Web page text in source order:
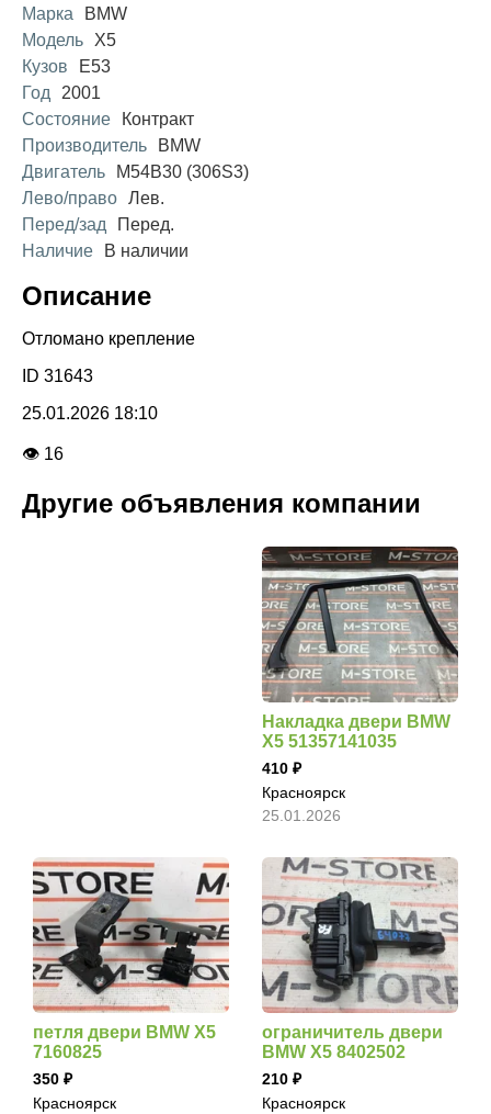
Марка
BMW
Модель
X5
Кузов
E53
Год
2001
Состояние
Контракт
Производитель
BMW
Двигатель
M54B30 (306S3)
Лево/право Лев.
Перед/зад
Перед.
Наличие
В наличии
Описание
Отломано крепление
ID 31643
25.01.2026 18:10
👁 16
Другие объявления компании
Накладка двери BMW
X5 51357141035
410
Красноярск
25.01.2026
петля двери BMW X5
7160825
350
Красноярск
ограничитель двери
BMW X5 8402502
210
Красноярск